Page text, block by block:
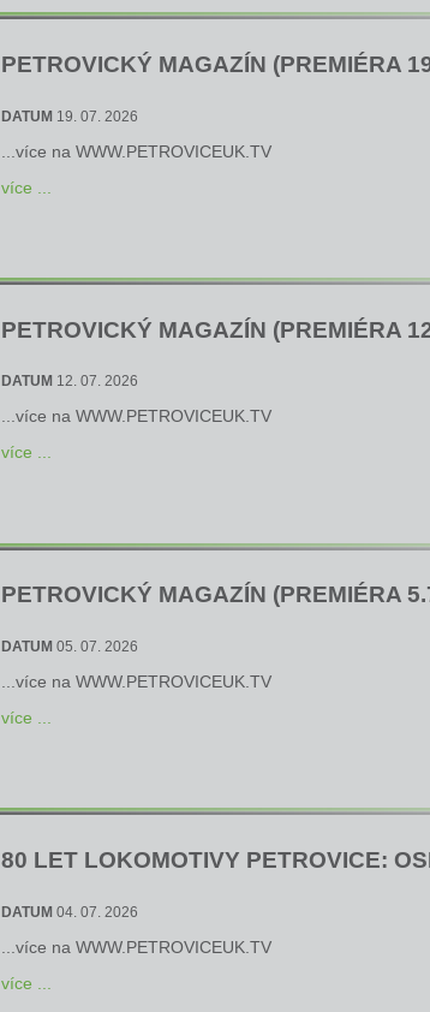
PETROVICKÝ MAGAZÍN (PREMIÉRA
DATUM19. 07. 2026
...více na WWW.PETROVICEUK.TV
více ...
PETROVICKÝ MAGAZÍN (PREMIÉRA
DATUM 12. 07. 2026
...více na WWW.PETROVICEUK.TV
více ...
PETROVICKÝ MAGAZÍN (PREMIÉRA
DATUM 05. 07. 2026
...více na WWW.PETROVICEUK.TV
více ...
80 LET LOKOMOTIVY PETROVICE:
DATUM04. 07. 2026
...více na WWW.PETROVICEUK.TV
více ...